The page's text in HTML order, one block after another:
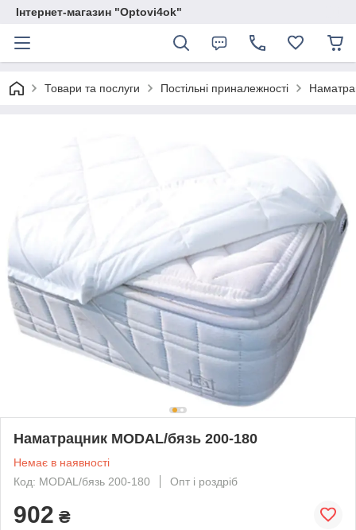
Інтернет-магазин "Optovi4ok"
Товари та послуги Постільні приналежності
Наматрацник MODAL/бязь 200-180
Немає в наявності
Код: MODAL/бязь 200-180
Опт і роздріб
902 ₴